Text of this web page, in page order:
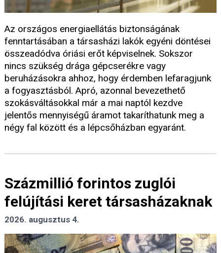
Az országos energiaellátás biztonságának
fenntartásában a társasházi lakók egyéni döntései
összeadódva óriási erőt képviselnek. Sokszor
nincs szükség drága gépcserékre vagy
beruházásokra ahhoz, hogy érdemben lefaragjunk
a fogyasztásból. Apró, azonnal bevezethető
szokásváltásokkal már a mai naptól kezdve
jelentős mennyiségű áramot takaríthatunk meg a
négy fal között és a lépcsőházban egyaránt.
Százmillió forintos zuglói
felújítási keret társasházaknak
2026. augusztus 4.